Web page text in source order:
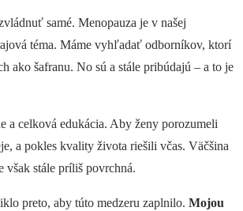
samé. Menopauza je v našej
téma. Máme vyhľadať odborníkov, ktorí
ako šafranu. No sú a stále pribúdajú – a to je
a celková edukácia. Aby ženy porozumeli
a pokles kvality života riešili včas. Väčšina
však stále príliš povrchná.
preto, aby túto medzeru zaplnilo. Mojou